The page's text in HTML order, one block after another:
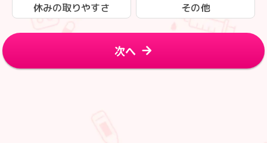
休みの取りやすさ その他
次へ